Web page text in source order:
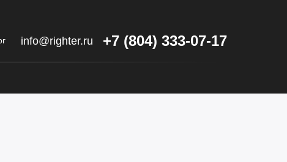
info@righter.ru +7 (804) 333-07-17